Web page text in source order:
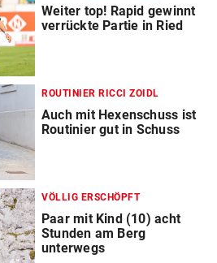
Weiter top! Rapid gewinnt
verrückte Partie in Ried
ROUTINIER RICCI ZOIDL
Auch mit Hexenschuss ist
Routinier gut in Schuss
VÖLLIG ERSCHÖPFT
Paar mit Kind (10) acht
Stunden am Berg
unterwegs